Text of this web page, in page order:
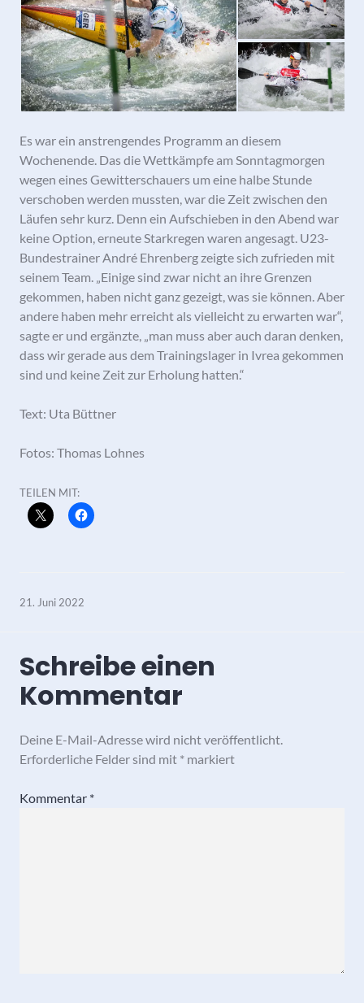
Es war ein anstrengendes Programm an diesem
Wochenende. Das die Wettkämpfe am Sonntagmorgen
wegen eines Gewitterschauers um eine halbe Stunde
verschoben werden mussten, war die Zeit zwischen den
Läufen sehr kurz. Denn ein Aufschieben in den Abend war
keine Option, erneute Starkregen waren angesagt. U23-
Bundestrainer André Ehrenberg zeigte sich zufrieden mit
seinem Team. „Einige sind zwar nicht an ihre Grenzen
gekommen, haben nicht ganz gezeigt, was sie können. Aber
andere haben mehr erreicht als vielleicht zu erwarten war“,
sagte er und ergänzte, „man muss aber auch daran denken,
dass wir gerade aus dem Trainingslager in Ivrea gekommen
sind und keine Zeit zur Erholung hatten.“
Text: Uta Büttner
Fotos: Thomas Lohnes
TEILEN MIT:
21. Juni 2022
Schreibe einen
Kommentar
Deine E-Mail-Adresse wird nicht veröffentlicht.
Erforderliche Felder sind mit * markiert
Kommentar *